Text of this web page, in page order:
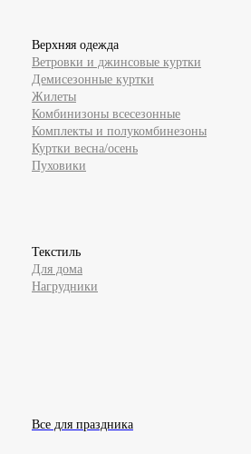
Верхняя одежда
Ветровки и джинсовые куртки
Демисезонные куртки
Жилеты
Комбинизоны всесезонные
Комплекты и полукомбинезоны
Куртки весна/осень
Пуховики
Текстиль
Для дома
Нагрудники
Все для праздника